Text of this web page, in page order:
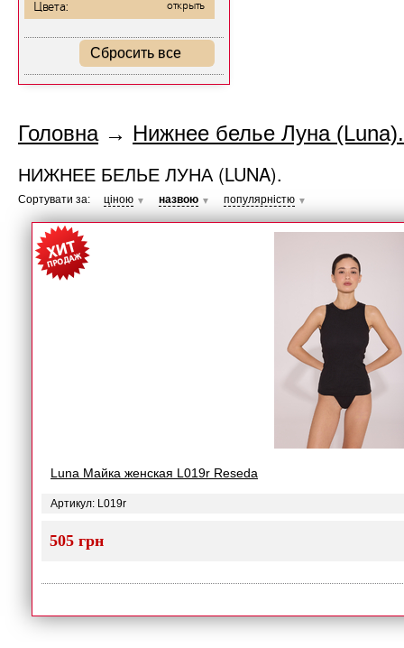
Цвета: открыть
Сбросить все
Головна→ Нижнее белье Луна (Luna).
НИЖНЕЕ БЕЛЬЕ ЛУНА (LUNA).
Сортувати за: ціною ▼ назвою ▼ популярністю ▼
Luna Майка женская L019r Reseda
Артикул: L019r
505 грн